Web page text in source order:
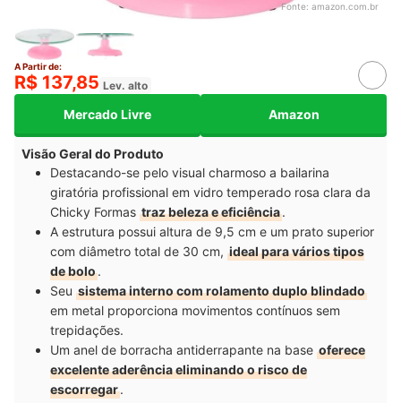
Fonte: amazon.com.br
A Partir de:
R$ 137,85 Lev. alto
Mercado Livre Amazon
Visão Geral do Produto
Destacando-se pelo visual charmoso a bailarina
giratória profissional em vidro temperado rosa clara da
Chicky Formas traz beleza e eficiência.
A estrutura possui altura de 9,5 cm e um prato superior
com diâmetro total de 30 cm, ideal para vários tipos
de bolo.
Seu sistema interno com rolamento duplo blindado
em metal proporciona movimentos contínuos sem
trepidações.
Um anel de borracha antiderrapante na base oferece
excelente aderência eliminando o risco de
escorregar.